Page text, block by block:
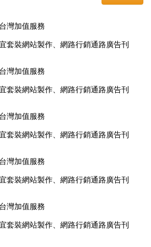
灣加值服務
套裝網站製作、網路行銷通路廣告刊
託旅行社銷售，全面優惠中....
灣加值服務
套裝網站製作、網路行銷通路廣告刊
託旅行社銷售，全面優惠中....
灣加值服務
套裝網站製作、網路行銷通路廣告刊
託旅行社銷售，全面優惠中....
灣加值服務
套裝網站製作、網路行銷通路廣告刊
託旅行社銷售，全面優惠中....
灣加值服務
套裝網站製作、網路行銷通路廣告刊
託旅行社銷售，全面優惠中....